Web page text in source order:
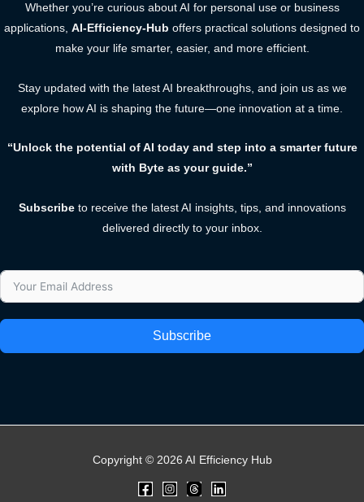
Whether you’re curious about AI for personal use or business
applications, AI-Efficiency-Hub offers practical solutions designed to
make your life smarter, easier, and more efficient.
Stay updated with the latest AI breakthroughs, and join us as we
explore how AI is shaping the future—one innovation at a time.
“Unlock the potential of AI today and step into a smarter future
with Byte as your guide.”
Subscribeto receive the latest AI insights, tips, and innovations
delivered directly to your inbox.
Subscribe
Copyright © 2026 AI Efficiency Hub